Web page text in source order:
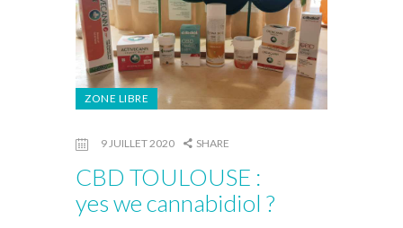
ZONE LIBRE
9 JUILLET 2020 SHARE
CBD TOULOUSE :
yes we cannabidiol ?